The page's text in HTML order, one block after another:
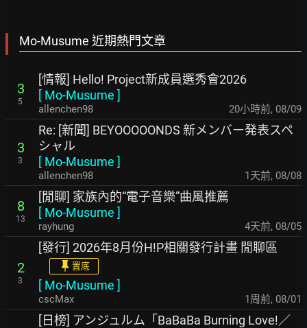
Mo-Musume 近期熱門文章
3
5
[情報] Hello! Project新成員選秀會2026
[ Mo-Musume ]
allenchen98 20小時前, 08/09
3
3
Re: [新聞] BEYOOOOONDS 新メンバー発表スペ
シャル
[ Mo-Musume ]
allenchen98 1天前, 08/08
8
13
[閒聊] 家族內的“電子音樂”曲風推薦
[ Mo-Musume ]
rayhung 4天前, 08/05
2
3
[發行] 2026年8月份H!P相關發行計畫 閒聊區
置底
[ Mo-Musume ]
cscMax 1周前, 08/01
[日榜] アンジュルム「BaBaBa Burning Love!／